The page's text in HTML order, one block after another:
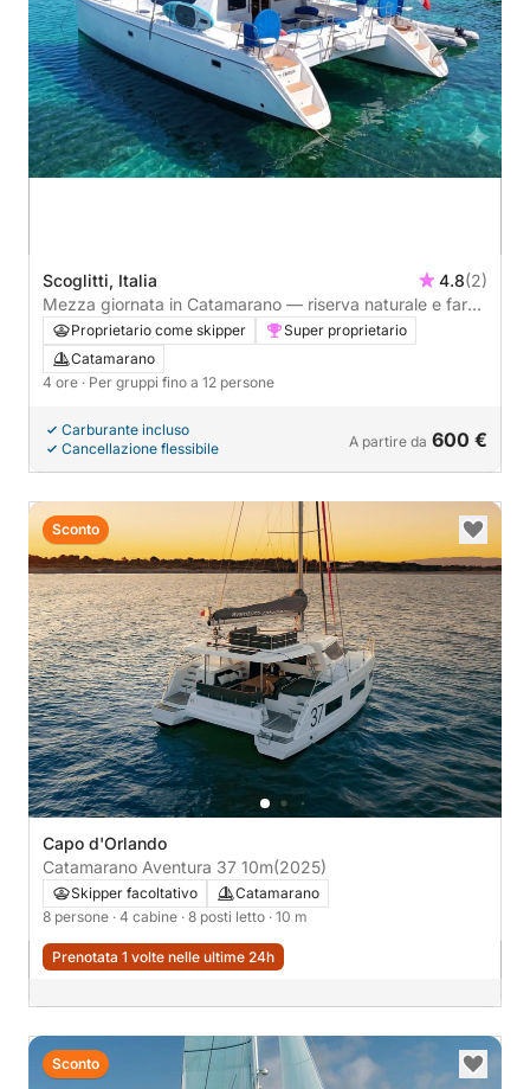
Scoglitti, Italia 4.8(2)
Mezza giornata in Catamarano — riserva naturale e faro
di Montalbano
Proprietario come skipper
Super proprietario
Catamarano
4 ore · Per gruppi fino a 12 persone
Carburante incluso
Cancellazione flessibile
A partire da 600 €
Capo d'Orlando
Catamarano Aventura 37 10m(2025)
Skipper facoltativo
Catamarano
8 persone · 4 cabine · 8 posti letto · 10 m
Prenotata 1 volte nelle ultime 24h
Sconto
Sconto